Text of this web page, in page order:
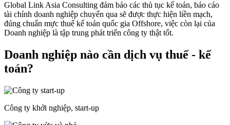
Global Link Asia Consulting đảm bảo các thủ tục kế toán, báo cáo
tài chính doanh nghiệp chuyển qua sẽ được thực hiện liền mạch,
đúng chuẩn mực thuế kế toán quốc gia Offshore, việc còn lại của
Doanh nghiệp là tập trung phát triển công ty thật tốt.
Doanh nghiệp nào cần dịch vụ thuế - kế
toán?
Công ty khởi nghiệp, start-up